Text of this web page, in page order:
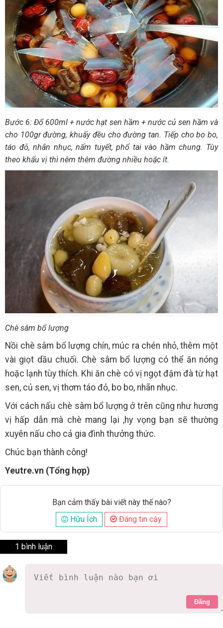
Bước 6: Đổ 600ml + nước hạt sen hầm + nước củ sen hầm và
cho 100gr đường, khuấy đều cho đường tan. Tiếp cho bo bo,
táo đỏ, nhãn nhục, nấm tuyết, phổ tai vào hầm chung. Tùy
theo khẩu vị thì nêm thêm đường nhiều hoặc ít.
Chè sâm bổ lượng
Nồi chè sâm bổ lượng chín, múc ra chén nhỏ, thêm một
vài giọt dầu chuối. Chè sâm bổ lượng có thể ăn nóng
hoặc lạnh tùy thích. Khi ăn chè có vị ngọt đậm đà từ hạt
sen, củ sen, vị thơm táo đỏ, bo bo, nhãn nhục.
Với cách nấu chè sâm bổ lượng ở trên cũng như hương
vị hấp dẫn mà chè mang lại ,hy vọng bạn sẽ thường
xuyên nấu cho cả gia đình thưởng thức.
Chúc bạn thành công!
Yeutre.vn (Tổng hợp)
Bạn cảm thấy bài viết này thế nào?
Hữu Ích
Đáng tin cậy
1 bình luận
Đăng